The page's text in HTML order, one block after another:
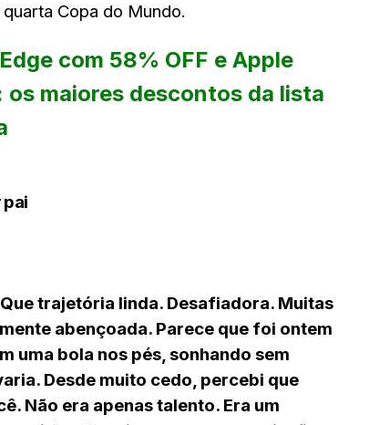
Copa do Mundo.
com 58% OFF e Apple
os maiores descontos da lista
pai
trajetória linda. Desafiadora. Muitas
abençoada. Parece que foi ontem
uma bola nos pés, sonhando sem
Desde muito cedo, percebi que
Não era apenas talento. Era um